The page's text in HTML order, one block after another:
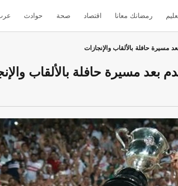
رمضانك معانا اقتصاد صحة حوادث
مسيرة حافلة بالألقاب والإنجازات
بعد مسيرة حافلة بالألقاب